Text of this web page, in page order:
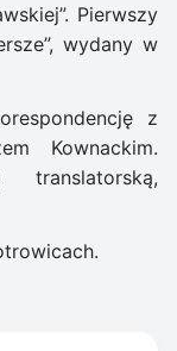
Pierwszy
wydany w
z
Kownackim.